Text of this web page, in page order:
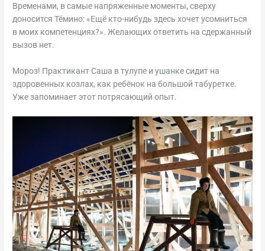
Временами, в самые напряженные моменты, сверху
доносится Тёмино: «Ещё кто-нибудь здесь хочет усомниться
в моих компетенциях?». Желающих ответить на сдержанный
вызов нет.
Мороз! Практикант Саша в тулупе и ушанке сидит на
здоровенных козлах, как ребёнок на большой табуретке.
Уже запоминает этот потрясающий опыт.